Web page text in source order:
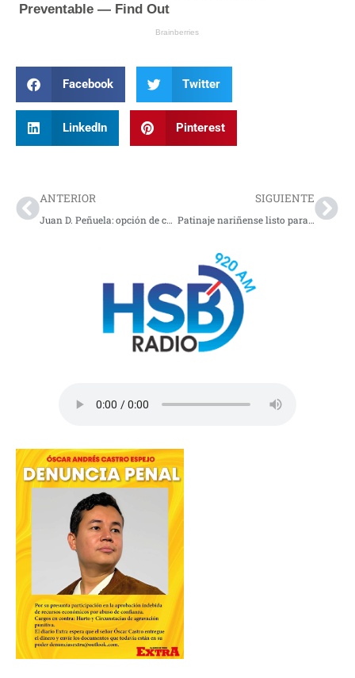
Facebook Twitter
LinkedIn Pinterest
ANTERIOR
Juan D. Peñuela: opción de cambio
SIGUIENTE
Patinaje nariñense listo para competencias nacionales